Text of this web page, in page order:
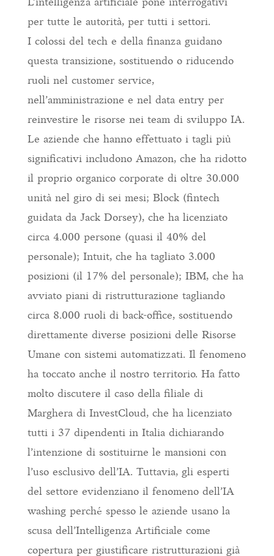
per tutte le autorità, per tutti i settori.
I colossi del tech e della finanza guidano
questa transizione, sostituendo o riducendo
ruoli nel customer service,
nell’amministrazione e nel data entry per
reinvestire le risorse nei team di sviluppo IA.
Le aziende che hanno effettuato i tagli più
significativi includono Amazon, che ha ridotto
il proprio organico corporate di oltre 30.000
unità nel giro di sei mesi; Block (fintech
guidata da Jack Dorsey), che ha licenziato
circa 4.000 persone (quasi il 40% del
personale); Intuit, che ha tagliato 3.000
posizioni (il 17% del personale); IBM, che ha
avviato piani di ristrutturazione tagliando
circa 8.000 ruoli di back-office, sostituendo
direttamente diverse posizioni delle Risorse
Umane con sistemi automatizzati. Il fenomeno
ha toccato anche il nostro territorio. Ha fatto
molto discutere il caso della filiale di
Marghera di InvestCloud, che ha licenziato
tutti i 37 dipendenti in Italia dichiarando
l’intenzione di sostituirne le mansioni con
l’uso esclusivo dell’IA. Tuttavia, gli esperti
del settore evidenziano il fenomeno dell’IA
washing perché spesso le aziende usano la
scusa dell’Intelligenza Artificiale come
copertura per giustificare ristrutturazioni già